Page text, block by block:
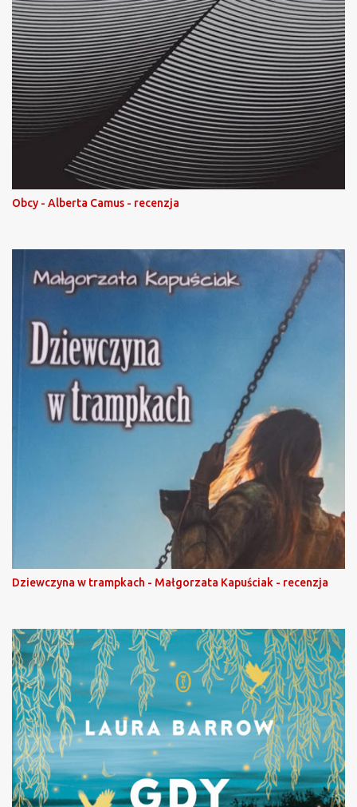
Obcy - Alberta Camus - recenzja
Dziewczyna w trampkach - Małgorzata Kapuściak - recenzja